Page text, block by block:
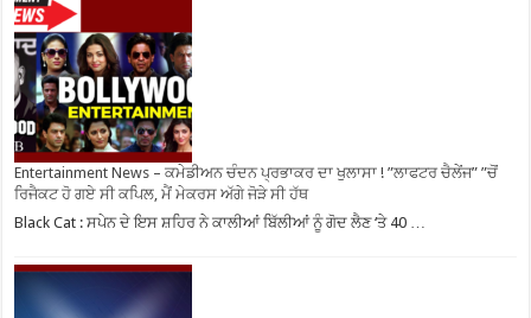
Entertainment News – ਕਮੇਡੀਅਨ ਚੰਦਨ ਪ੍ਰਭਾਕਰ ਦਾ ਖੁਲਾਸਾ ! ”ਲਾਫਟਰ ਚੈਲੇਂਜ” ”ਚੋਂ
ਰਿਜੈਕਟ ਹੋ ਗਏ ਸੀ ਕਪਿਲ, ਮੈਂ ਮੇਕਰਸ ਅੱਗੇ ਜੋੜੇ ਸੀ ਹੱਥ
Black Cat : ਸਪੇਨ ਦੇ ਇਸ ਸ਼ਹਿਰ ਨੇ ਕਾਲੀਆਂ ਬਿੱਲੀਆਂ ਨੂੰ ਗੋਦ ਲੈਣ ‘ਤੇ 40 …